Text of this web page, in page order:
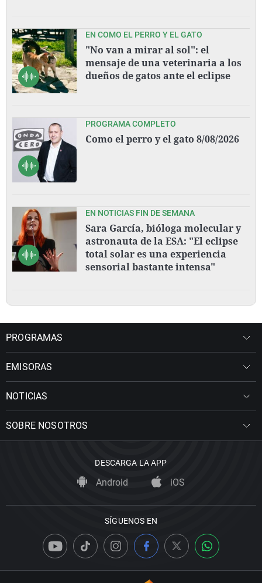
EN COMO EL PERRO Y EL GATO
"No van a mirar al sol": el
mensaje de una veterinaria a los
dueños de gatos ante el eclipse
PROGRAMA COMPLETO
Como el perro y el gato 8/08/2026
EN NOTICIAS FIN DE SEMANA
Sara García, bióloga molecular y
astronauta de la ESA: "El eclipse
total solar es una experiencia
sensorial bastante intensa"
PROGRAMAS
EMISORAS
NOTICIAS
SOBRE NOSOTROS
DESCARGA LA APP
Android iOS
SÍGUENOS EN